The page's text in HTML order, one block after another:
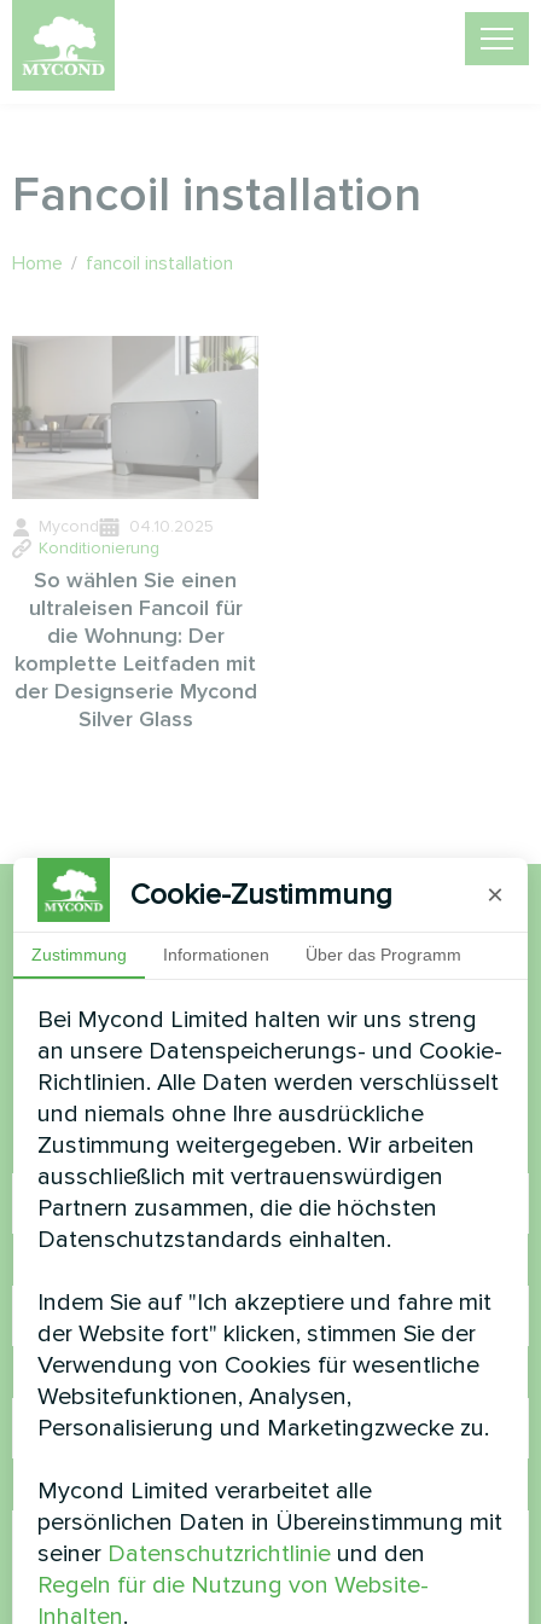
Fancoil installation
Home / fancoil installation
Mycond
04.10.2025
Konditionierung
So wählen Sie einen
ultraleisen Fancoil für
die Wohnung: Der
komplette Leitfaden mit
der Designserie Mycond
Silver Glass
Möchten Sie kaufen oder
haben Sie Fragen?
Kontaktieren Sie uns und wir werden Ihnen
helfen
Name
E-Mail
Kommentar
Cookie-Zustimmung ×
Zustimmung Informationen Über das Programm
Bei Mycond Limited halten wir uns streng
an unsere Datenspeicherungs- und Cookie-
Richtlinien. Alle Daten werden verschlüsselt
und niemals ohne Ihre ausdrückliche
Zustimmung weitergegeben. Wir arbeiten
ausschließlich mit vertrauenswürdigen
Partnern zusammen, die die höchsten
Datenschutzstandards einhalten.
Indem Sie auf "Ich akzeptiere und fahre mit
der Website fort" klicken, stimmen Sie der
Verwendung von Cookies für wesentliche
Websitefunktionen, Analysen,
Personalisierung und Marketingzwecke zu.
Mycond Limited verarbeitet alle
persönlichen Daten in Übereinstimmung mit
seiner Datenschutzrichtlinie und den
Regeln für die Nutzung von Website-
Inhalten.